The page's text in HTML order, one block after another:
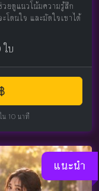
ยดูแนวโน้มความรู้สึก
โดนใจ และมัดใจเขาได้
บ
10 นาที
แนะนำ